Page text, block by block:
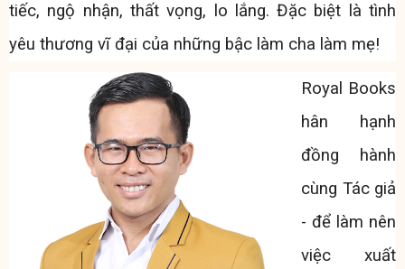
tiếc, ngộ nhận, thất vọng, lo lắng. Đặc biệt là tình
yêu thương vĩ đại của những bậc làm cha làm mẹ!
Royal Books
hân hạnh
đồng hành
cùng Tác giả
- để làm nên
việc xuất